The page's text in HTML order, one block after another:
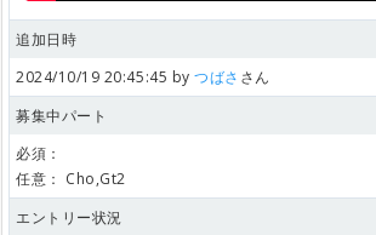
追加日時
2024/10/19 20:45:45 byつばさ さん
募集中パート
必須：
任意： Cho,Gt2
エントリー状況